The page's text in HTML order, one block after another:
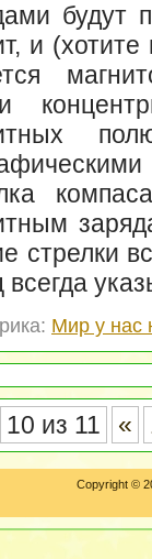
будут
и
стрелки
всегда
Мир у нас
10 из 11 «
Copyright ©